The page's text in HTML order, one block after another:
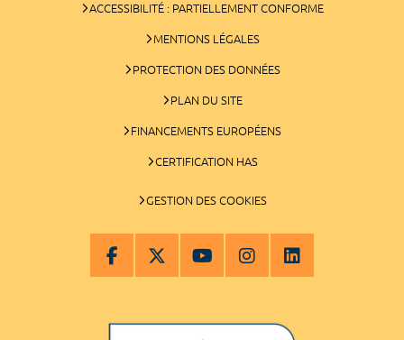
ACCESSIBILITÉ : PARTIELLEMENT CONFORME
MENTIONS LÉGALES
PROTECTION DES DONNÉES
PLAN DU SITE
FINANCEMENTS EUROPÉENS
CERTIFICATION HAS
GESTION DES COOKIES